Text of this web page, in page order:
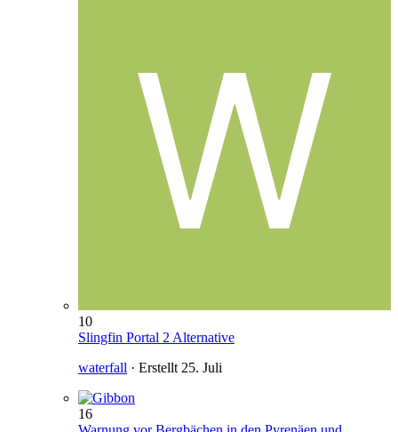
10
Slingfin Portal 2 Alternative
waterfall · Erstellt 25. Juli
16